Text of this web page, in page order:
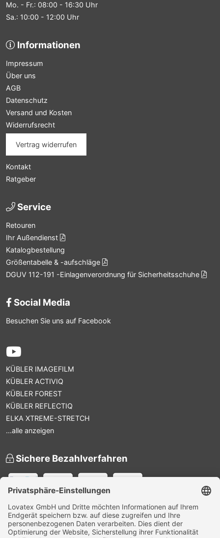
Mo. - Fr.: 08:00 - 16:30 Uhr
Sa.: 10:00 - 12:00 Uhr
Informationen
Impressum
Über uns
AGB
Datenschutz
Versand und Kosten
Widerrufsrecht
Vertrag widerrufen
Kontakt
Ratgeber
Service
Retouren
Ihr Außendienst
Katalogbestellung
Größentabelle & -aufschläge
DGUV 112-191 -Einlagenverordnung für Sicherheitsschuhe
Social Media
Besuchen Sie uns auf Facebook
KÜBLER IMAGEFILM
KÜBLER ACTIVIQ
KÜBLER FOREST
KÜBLER REFLECTIQ
ELKA XTREME-STRETCH
...alle anzeigen
Sichere Bezahlverfahren
Versandpartner